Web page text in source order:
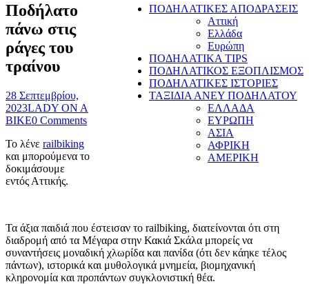
ΠΟΔΗΛΑΤΙΚΕΣ ΑΠΟΔΡΑΣΕΙΣ
Αττική
Ελλάδα
Ευρώπη
ΠΟΔΗΛΑΤΙΚΑ TIPS
ΠΟΔΗΛΑΤΙΚΟΣ ΕΞΟΠΛΙΣΜΟΣ
ΠΟΔΗΛΑΤΙΚΕΣ ΙΣΤΟΡΙΕΣ
ΤΑΞΙΔΙΑ ΑΝΕΥ ΠΟΔΗΛΑΤΟΥ
ΕΛΛΑΔΑ
ΕΥΡΩΠΗ
ΑΣΙΑ
ΑΦΡΙΚΗ
ΑΜΕΡΙΚΗ
Ποδήλατο
πάνω στις
ράγες του
τραίνου
28 Σεπτεμβρίου,
2023LADY ON A
BIKE0 Comments
Το λένε railbiking
και μπορούμενα το
δοκιμάσουμε
εντός Αττικής.
Τα άξια παιδιά που έστεισαν το railbiking, διατείνονται ότι στη
διαδρομή από τα Μέγαρα στην Κακιά Σκάλα μπορείς να
συναντήσεις μοναδική χλωρίδα και πανίδα (ότι δεν κάηκε τέλος
πάντων), ιστορικά και μυθολογικά μνημεία, βιομηχανική
κληρονομία και προπάντων συγκλονιστική θέα.